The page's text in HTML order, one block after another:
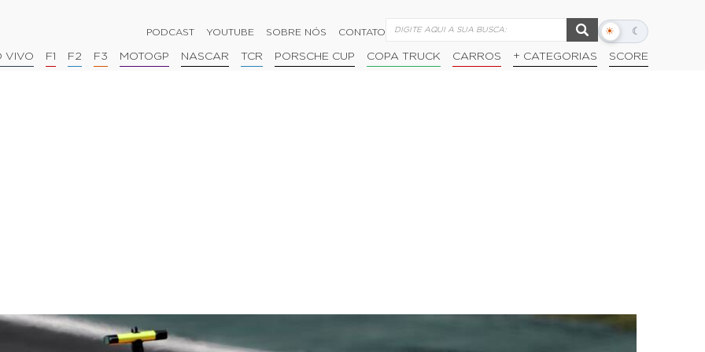
PODCAST YOUTUBE SOBRE NÓS CONTATO ☀ ☾
Alternar
escuro
VIVO F1 F2 F3 MOTOGP NASCAR TCR PORSCHE CUP COPA TRUCK CARROS + CATEGORIAS SCORE